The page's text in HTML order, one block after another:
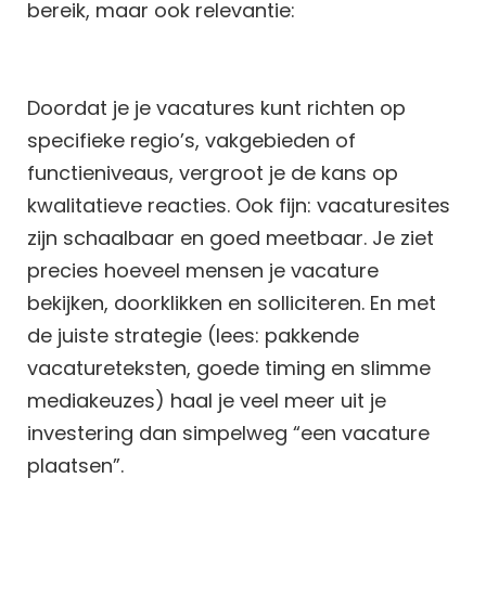
bereik, maar ook relevantie:
Doordat je je vacatures kunt richten op
specifieke regio’s, vakgebieden of
functieniveaus, vergroot je de kans op
kwalitatieve reacties. Ook fijn: vacaturesites
zijn schaalbaar en goed meetbaar. Je ziet
precies hoeveel mensen je vacature
bekijken, doorklikken en solliciteren. En met
de juiste strategie (lees: pakkende
vacatureteksten, goede timing en slimme
mediakeuzes) haal je veel meer uit je
investering dan simpelweg “een vacature
plaatsen”.